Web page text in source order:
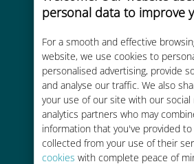
personal data to improve
For a smooth and effective
website, we use cookies to
personalised advertising, provide
and analyse our traffic. We also
your use of our site with our social
analytics partners who may
information that you've provided
collected from your use of their
cookies with complete peace of
품질 셀룰러 연결
비용 효율
기존 통신사 로밍 요금
90% 저렴합니